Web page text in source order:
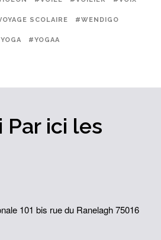
SCOLAIRE #WENDIGO
#YOGAA
Par ici les
101 bis rue du Ranelagh75016